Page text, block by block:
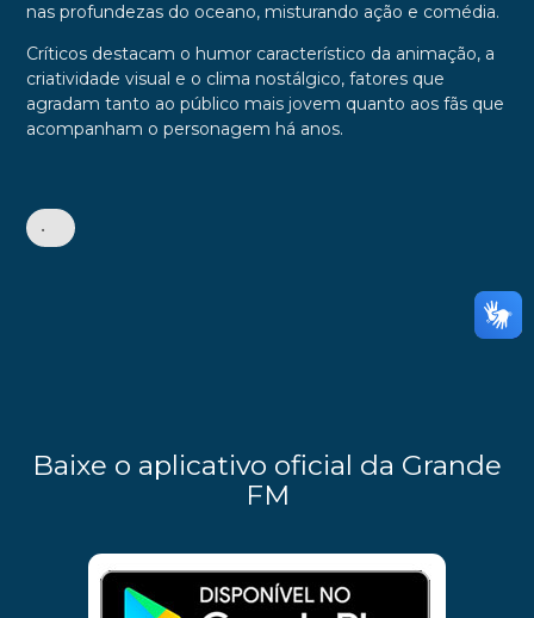
nas profundezas do oceano, misturando ação e comédia.
Críticos destacam o humor característico da animação, a
criatividade visual e o clima nostálgico, fatores que
agradam tanto ao público mais jovem quanto aos fãs que
acompanham o personagem há anos.
•
Baixe o aplicativo oficial da Grande
FM